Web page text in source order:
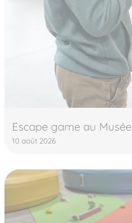
Escape game au Musée
10 août 2026